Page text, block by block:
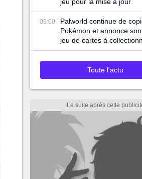
09:00
Palworld continue de
Pokémon et annonce
jeu de cartes à
Toute l'actu